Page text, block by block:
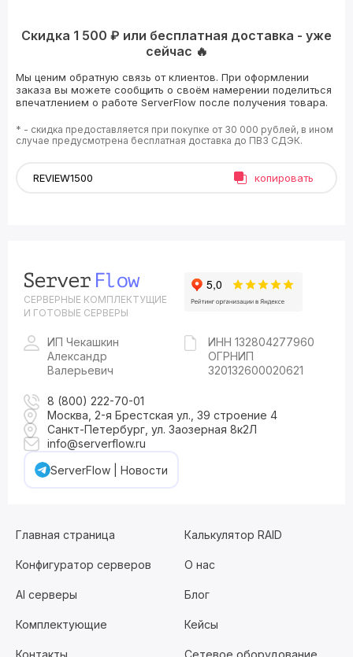
Скидка 1 500 ₽ или бесплатная доставка - уже
сейчас 🔥
Мы ценим обратную связь от клиентов. При оформлении
заказа вы можете сообщить о своём намерении поделиться
впечатлением о работе ServerFlow после получения товара.
* - скидка предоставляется при покупке от 30 000 рублей, в ином
случае предусмотрена бесплатная доставка до ПВЗ СДЭК.
копировать
СЕРВЕРНЫЕ КОМПЛЕКТУЩИЕ
И ГОТОВЫЕ СЕРВЕРЫ
ИП Чекашкин
Александр
Валерьевич
ИНН 132804277960
ОГРНИП
320132600020621
8 (800) 222-70-01
Москва, 2-я Брестская ул., 39 строение 4
Санкт-Петербург, ул. Заозерная 8к2Л
info@serverflow.ru
ServerFlow | Новости
Главная страница Калькулятор RAID
Конфигуратор серверов О нас
AI серверы Блог
Комплектующие Кейсы
Контакты Сетевое оборудование